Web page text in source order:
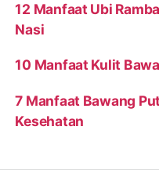
12 Manfaat Ubi
Nasi
10 Manfaat Kulit
7 Manfaat Bawang
Kesehatan